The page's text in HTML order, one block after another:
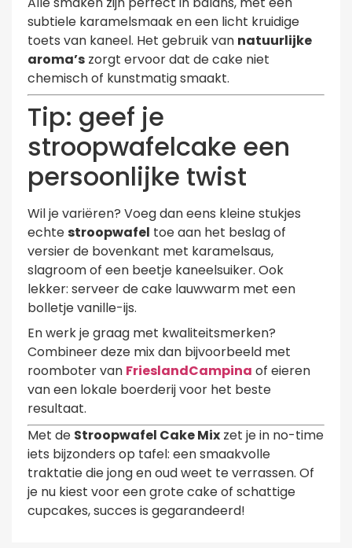
subtiele karamelsmaak en een licht kruidige
toets van kaneel. Het gebruik van natuurlijke
aroma’s zorgt ervoor dat de cake niet
chemisch of kunstmatig smaakt.
Tip: geef je
stroopwafelcake een
persoonlijke twist
Wil je variëren? Voeg dan eens kleine stukjes
echtestroopwafel toe aan het beslag of
versier de bovenkant met karamelsaus,
slagroom of een beetje kaneelsuiker. Ook
lekker: serveer de cake lauwwarm met een
bolletje vanille-ijs.
En werk je graag met kwaliteitsmerken?
Combineer deze mix dan bijvoorbeeld met
roomboter van FrieslandCampina of eieren
van een lokale boerderij voor het beste
resultaat.
Met de Stroopwafel Cake Mix zet je in no-time
iets bijzonders op tafel: een smaakvolle
traktatie die jong en oud weet te verrassen. Of
je nu kiest voor een grote cake of schattige
cupcakes, succes is gegarandeerd!